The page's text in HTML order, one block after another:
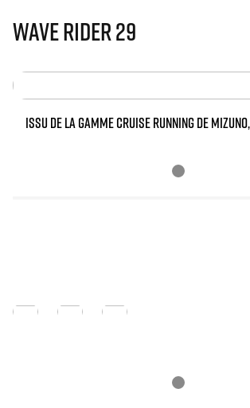
WAVE RIDER 29
ISSU DE LA GAMME CRUISE RUNNING DE